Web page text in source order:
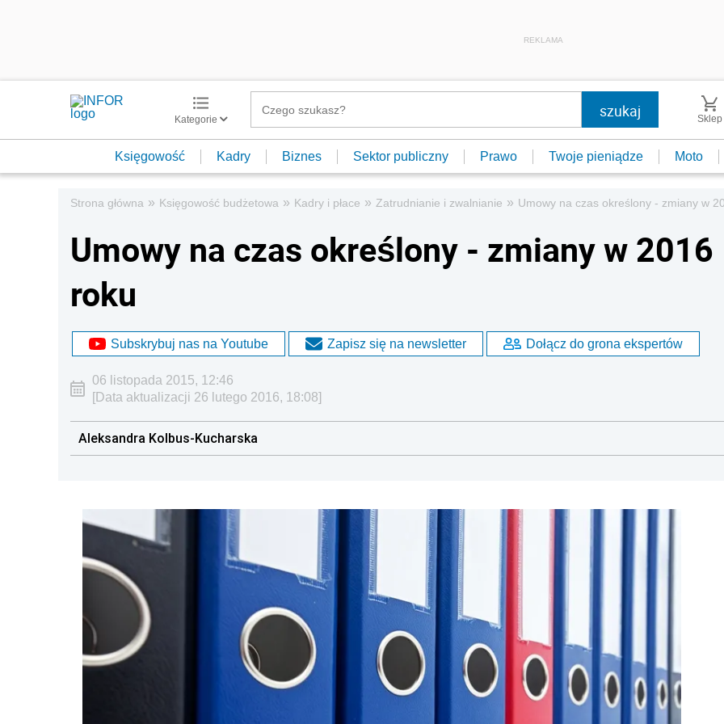
REKLAMA
Kategorie Sklep
Księgowość Kadry Biznes Sektor publiczny Prawo Twoje pieniądze Moto
Strona główna » Księgowość budżetowa » Kadry i płace » Zatrudnianie i zwalnianie » Umowy na czas określony - zmiany w
Umowy na czas określony - zmiany w 2016
roku
Subskrybuj nas na Youtube Zapisz się na newsletter Dołącz do grona ekspertów
06 listopada 2015, 12:46
[Data aktualizacji 26 lutego 2016, 18:08]
Aleksandra Kolbus-Kucharska